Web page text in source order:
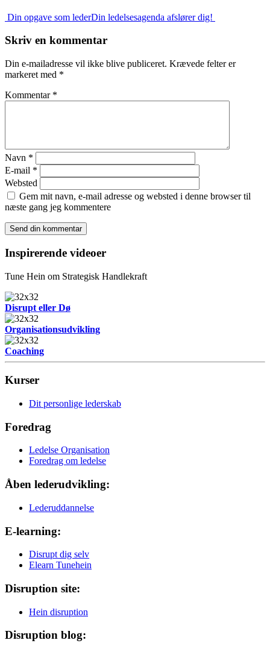
Din opgave som lederDin ledelsesagenda afslører dig!
Skriv en kommentar
Din e-mailadresse vil ikke blive publiceret. Krævede felter er
markeret med *
Kommentar *
Navn *
E-mail *
Websted
Gem mit navn, e-mail adresse og websted i denne browser til
næste gang jeg kommentere
Inspirerende videoer
Tune Hein om Strategisk Handlekraft
Disrupt eller Dø
Organisationsudvikling
Coaching
Kurser
Dit personlige lederskab
Foredrag
Ledelse Organisation
Foredrag om ledelse
Åben lederudvikling:
Lederuddannelse
E-learning:
Disrupt dig selv
Elearn Tunehein
Disruption site:
Hein disruption
Disruption blog: